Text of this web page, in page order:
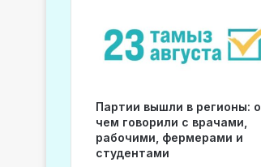
Партии вышли в регионы: о
чем говорили с врачами,
рабочими, фермерами и
студентами